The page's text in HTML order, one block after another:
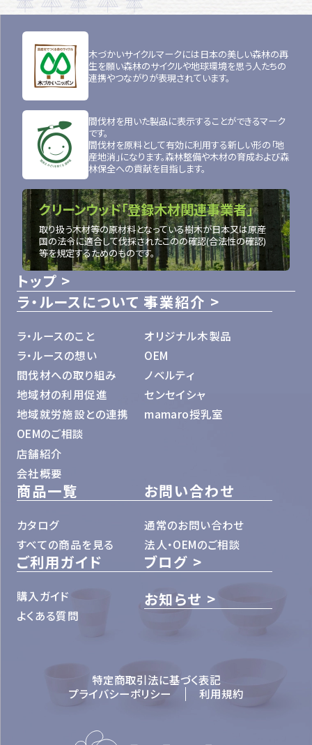
トップ
ラ・ルースについて
ラ・ルースのこと
ラ・ルースの想い
間伐材への取り組み
地域材の利用促進
地域就労施設との連携
OEMのご相談
店舗紹介
会社概要
事業紹介
オリジナル木製品
OEM
ノベルティ
センセイシャ
mamaro授乳室
商品一覧
カタログ
すべての商品を見る
お問い合わせ
通常のお問い合わせ
法人・OEMのご相談
ご利用ガイド
購入ガイド
よくある質問
ブログ
お知らせ
木づかいサイクルマークには日本の美しい森林の再
生を願い森林のサイクルや地球環境を思う人たちの
連携やつながりが表現されています。
間伐材を用いた製品に表示することができるマーク
です。
間伐材を原料として有効に利用する新しい形の「地
産地消」になります。森林整備や木材の育成および森
林保全への貢献を目指します。
クリーンウッド「登録木材関連事業者」
取り扱う木材等の原材料となっている樹木が日本又は原産
国の法令に適合して伐採されたこのの確認(合法性の確認)
等を規定するためのものです。
特定商取引法に基づく表記
プライバシーポリシー
利用規約